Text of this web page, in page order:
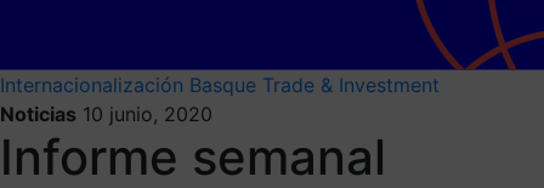
Internacionalización Basque Trade & Investment
Noticias 10 junio, 2020
Informe semanal